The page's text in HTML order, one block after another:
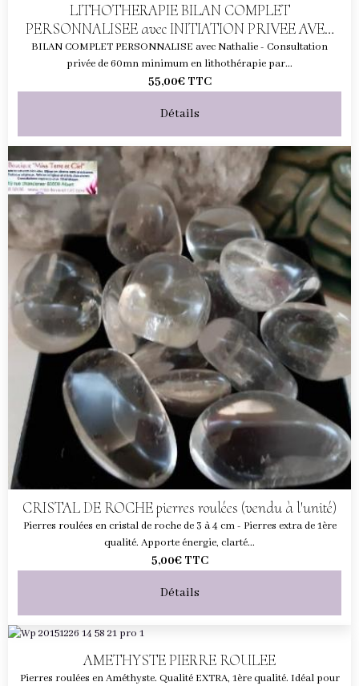
LITHOTHERAPIE BILAN COMPLET
PERSONNALISEE avec INITIATION PRIVEE AVEC
NATHALIE
BILAN COMPLET PERSONNALISE avec Nathalie - Consultation
privée de 60mn minimum en lithothérapie par...
55,00€ TTC
Détails
CRISTAL DE ROCHE pierres roulées (vendu à l'unité)
Pierres roulées en cristal de roche de 3 à 4 cm - Pierres extra de 1ère
qualité. Apporte énergie, clarté...
5,00€ TTC
Détails
AMETHYSTE PIERRE ROULEE
Pierres roulées en Améthyste. Qualité EXTRA, 1ère qualité. Idéal pour